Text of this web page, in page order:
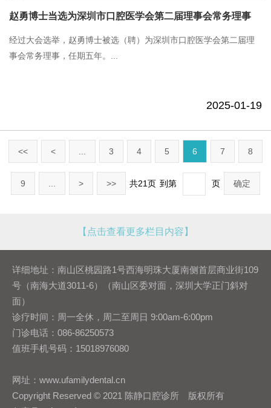
赵勇博士当选为深圳市口腔医学会第二届理事会常务理事
经过大会选举，赵勇博士被选（聘）为深圳市口腔医学会第二届理
事会常务理事，任期五年。...
2025-01-19
<< < 3 4 5 6 7 8
9 > >> 共21页 到第 页 确定
【点击查看更多栏目内容】
详细地址：南山区桃园路1号西海明珠大厦南侧首层商业街109
号（南海大道3011-6）（南山区委对面，深圳大学正门斜对
面）
诊疗时间：周一全休，周二至周日 9:00am-6:00pm
门诊电话：086-86250573
值班手机号码：15018976080
网址：www.ufamilydental.cn
Copyright Reserved © 2021 陈静口腔诊所 版权所有